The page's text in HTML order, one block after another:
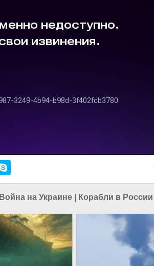
Война на Украине Корабли в России